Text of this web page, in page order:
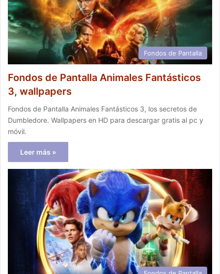
Fondos de Pantalla
Fondos de Pantalla Animales Fantásticos
3, wallpapers
Fondos de Pantalla Animales Fantásticos 3, los secretos de
Dumbledore. Wallpapers en HD para descargar gratis al pc y
móvil.
Leer más »